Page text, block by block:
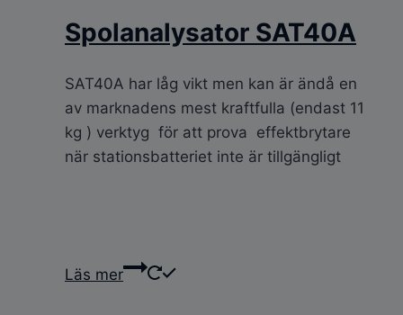
Spolanalysator SAT40A
SAT40A har låg vikt men kan är ändå en
av marknadens mest kraftfulla (endast 11
kg ) verktyg för att prova effektbrytare
när stationsbatteriet inte är tillgängligt
Läs mer